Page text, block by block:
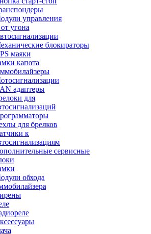
управления
угона
блoкираторы
маяки
капота
адаптеры
для
для брелков
к
сервисные
обхода